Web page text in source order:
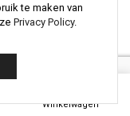
Winkelwagen
te maken van
Privacy Policy.